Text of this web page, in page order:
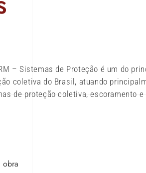
– Sistemas de Proteção é um do
coletiva do Brasil, atuando
de proteção coletiva, escoramento e
obra